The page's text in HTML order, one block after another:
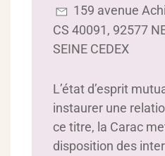
159 avenue
CS 40091, 92577
SEINE CEDEX
L’état d’esprit
instaurer une
ce titre, la Carac
disposition des